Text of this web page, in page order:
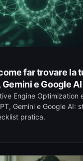
far trovare la
Gemini e Google AI
Engine Optimization
Gemini e Google AI:
pratica.